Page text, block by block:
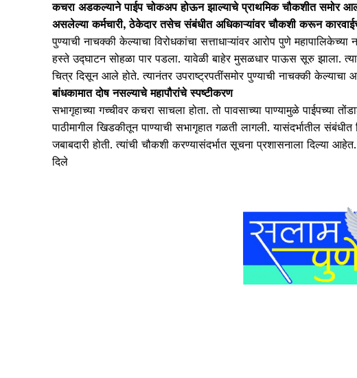
कचरा अडकल्याने पाईप चोकअप होऊन झाल्याचे प्राथमिक चौकशीत समोर
असलेल्या कर्मचारी, ठेकेदार तसेच संबंधीत अधिकाऱ्यांवर चौकशी करून
पुण्याची नाचक्की केल्याचा विरोधकांचा सत्ताधाऱ्यांवर आरोप पुणे महापालिकेच्या
हस्ते उद्घाटन सोहळा पार पडला. यावेळी बाहेर मुसळधार पाऊस सूरु झाला.
चित्र दिसून आले होते. त्यानंतर उपराष्ट्रपतींसमोर पुण्याची नाचक्की केल्याचा
बांधकामात दोष नसल्याचे महापौरांचे स्पष्टीकरण
सभागृहाच्या गच्चीवर कचरा साचला होता. तो पावसाच्या पाण्यामुळे पाईपच्या
पाठीमागील खिडकीतून पाण्याची सभागृहात गळती लागली. यासंदर्भातील
जबाबदारी होती. त्यांची चौकशी करण्यासंदर्भात सूचना प्रशासनाला दिल्या
दिले